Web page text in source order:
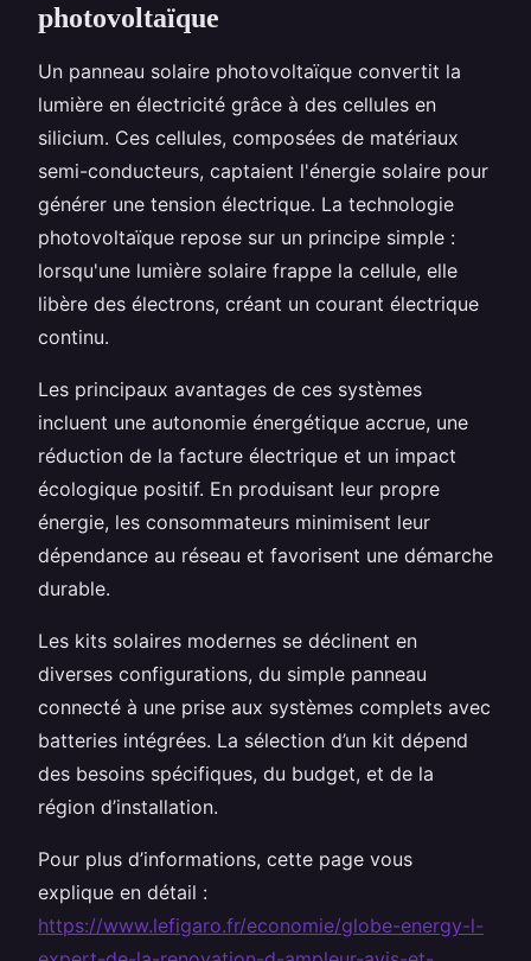
photovoltaïque
Un panneau solaire photovoltaïque convertit la
lumière en électricité grâce à des cellules en
silicium. Ces cellules, composées de matériaux
semi-conducteurs, captaient l'énergie solaire pour
générer une tension électrique. La technologie
photovoltaïque repose sur un principe simple :
lorsqu'une lumière solaire frappe la cellule, elle
libère des électrons, créant un courant électrique
continu.
Les principaux avantages de ces systèmes
incluent une autonomie énergétique accrue, une
réduction de la facture électrique et un impact
écologique positif. En produisant leur propre
énergie, les consommateurs minimisent leur
dépendance au réseau et favorisent une démarche
durable.
Les kits solaires modernes se déclinent en
diverses configurations, du simple panneau
connecté à une prise aux systèmes complets avec
batteries intégrées. La sélection d’un kit dépend
des besoins spécifiques, du budget, et de la
région d’installation.
Pour plus d’informations, cette page vous
explique en détail :
https://www.lefigaro.fr/economie/globe-energy-l-